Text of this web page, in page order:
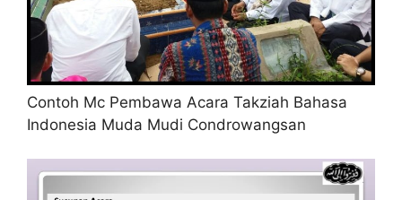
Contoh Mc Pembawa Acara Takziah Bahasa
Indonesia Muda Mudi Condrowangsan